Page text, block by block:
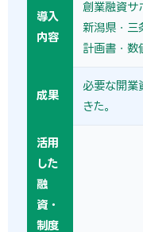
導入
内容
創業融資サ
新潟県・三
計画書・数
成果
必要な開業
きた。
活用
した
融
資・
制度